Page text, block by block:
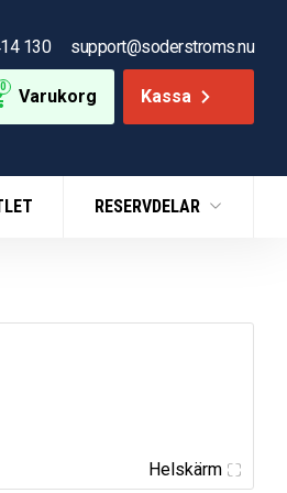
130 support@soderstroms.nu
0 Varukorg Kassa
RESERVDELAR
Helskärm